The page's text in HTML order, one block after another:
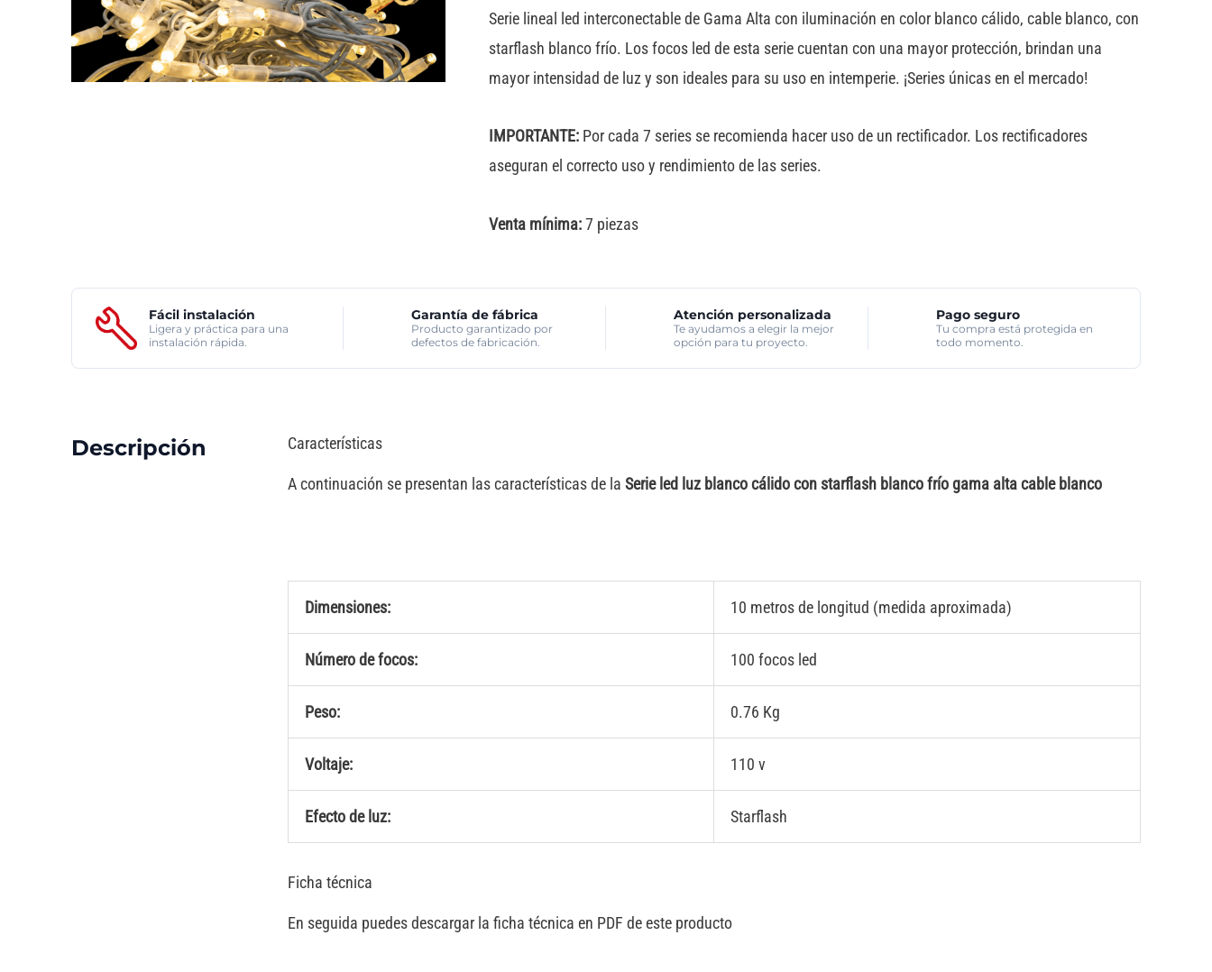
alta
cable
blanco
Serie lineal led interconectable de Gama Alta con iluminación en color blanco cálido, cable blanco, con
starflash blanco frío. Los focos led de esta serie cuentan con una mayor protección, brindan una
mayor intensidad de luz y son ideales para su uso en intemperie. ¡Series únicas en el mercado!
IMPORTANTE:Por cada 7 series se recomienda hacer uso de un rectificador. Los rectificadores
aseguran el correcto uso y rendimiento de las series.
Venta mínima:7 piezas
Fácil instalación
Ligera y práctica para una
instalación rápida.
Garantía de fábrica
Producto garantizado por
defectos de fabricación.
Atención personalizada
Te ayudamos a elegir la mejor
opción para tu proyecto.
Pago seguro
Tu compra está protegida en
todo momento.
Descripción Características
A continuación se presentan las características de la Serie led luz blanco cálido con starflash blanco frío gama alta cable blanco
Dimensiones: 10 metros de longitud (medida aproximada)
Número de focos: 100 focos led
Peso: 0.76 Kg
Voltaje: 110 v
Efecto de luz: Starflash
Ficha técnica
En seguida puedes descargar la ficha técnica en PDF de este producto